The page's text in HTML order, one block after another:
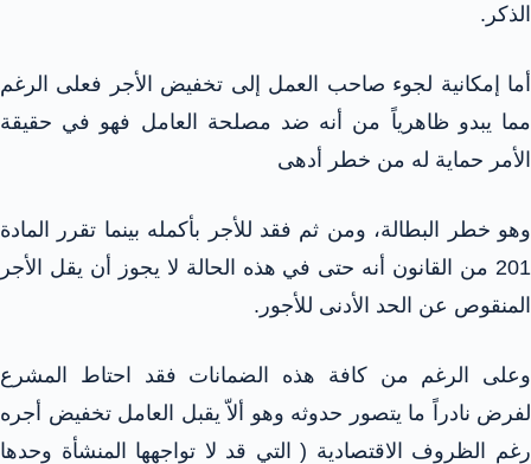
الذكر.
أما إمكانية لجوء صاحب العمل إلى تخفيض الأجر فعلى الرغم
مما يبدو ظاهرياً من أنه ضد مصلحة العامل فهو في حقيقة
الأمر حماية له من خطر أدهى
وهو خطر البطالة، ومن ثم فقد للأجر بأكمله بينما تقرر المادة
201 من القانون أنه حتى في هذه الحالة لا يجوز أن يقل الأجر
المنقوص عن الحد الأدنى للأجور.
وعلى الرغم من كافة هذه الضمانات فقد احتاط المشرع
لفرض نادراً ما يتصور حدوثه وهو ألاّ يقبل العامل تخفيض أجره
رغم الظروف الاقتصادية ( التي قد لا تواجهها المنشأة وحدها